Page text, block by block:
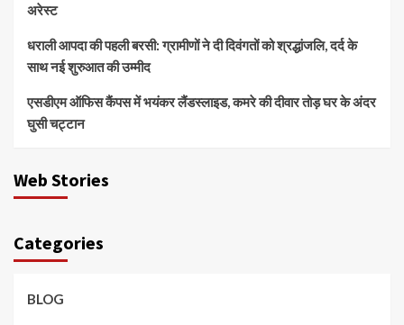
अरेस्ट
धराली आपदा की पहली बरसी: ग्रामीणों ने दी दिवंगतों को श्रद्धांजलि, दर्द के
साथ नई शुरुआत की उम्मीद
एसडीएम ऑफिस कैंपस में भयंकर लैंडस्लाइड, कमरे की दीवार तोड़ घर के अंदर
घुसी चट्टान
Web Stories
Categories
BLOG